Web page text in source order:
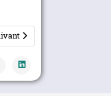
suivant : Elections